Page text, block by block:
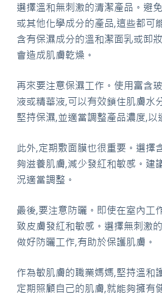
選擇溫和無刺激的清潔產品。避
或其他化學成分的產品,這些都可
含有保濕成分的溫和潔面乳或卸
會造成肌膚乾燥。
再來要注意保濕工作。使用富含
液或精華液,可以有效鎖住肌膚水
堅持保濕,並適當調整產品濃度,以
此外,定期敷面膜也很重要。選擇
夠滋養肌膚,減少發紅和敏感。建
況適當調整。
最後,要注意防曬。即使在室內工
致皮膚發紅和敏感。選擇無刺激
做好防曬工作,有助於保護肌膚。
作為敏肌膚的職業媽媽,堅持溫和
定期照顧自己的肌膚,就能夠擁有